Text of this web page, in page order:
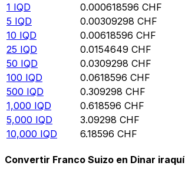
1 IQD 0.000618596 CHF
5 IQD 0.00309298 CHF
10 IQD 0.00618596 CHF
25 IQD 0.0154649 CHF
50 IQD 0.0309298 CHF
100 IQD 0.0618596 CHF
500 IQD 0.309298 CHF
1,000 IQD 0.618596 CHF
5,000 IQD 3.09298 CHF
10,000 IQD 6.18596 CHF
Convertir Franco Suizo en Dinar iraquí